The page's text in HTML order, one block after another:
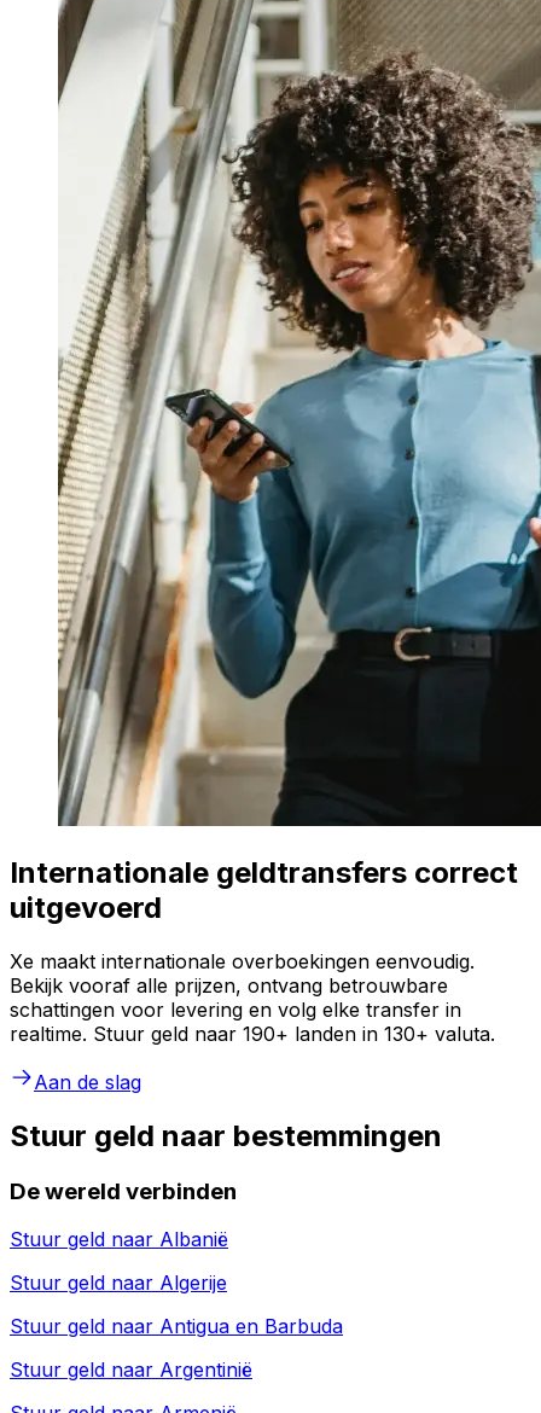
Internationale geldtransfers correct
uitgevoerd
Xe maakt internationale overboekingen eenvoudig.
Bekijk vooraf alle prijzen, ontvang betrouwbare
schattingen voor levering en volg elke transfer in
realtime. Stuur geld naar 190+ landen in 130+ valuta.
Aan de slag
Stuur geld naar bestemmingen
De wereld verbinden
Stuur geld naar Albanië
Stuur geld naar Algerije
Stuur geld naar Antigua en Barbuda
Stuur geld naar Argentinië